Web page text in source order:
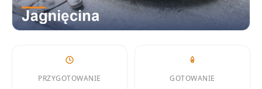
PRZYGOTOWANIE GOTOWANIE